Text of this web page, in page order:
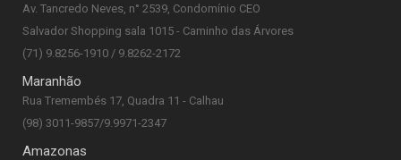
Av. Tancredo Neves, n° 2539, Condomínio CEO
Salvador Shopping sala 1015 - Caminho das Árvores
(71) 9.8256-1910 / 9.8262-2172
Maranhão
Rua Tremembés 17, Quadra 11 - Calhau
(98) 3011-9857/9.9971-2347
Amazonas